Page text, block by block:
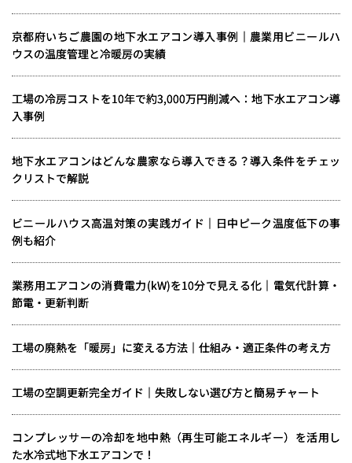
京都府いちご農園の地下水エアコン導入事例｜農業用ビニールハ
ウスの温度管理と冷暖房の実績
工場の冷房コストを10年で約3,000万円削減へ：地下水エアコン導
入事例
地下水エアコンはどんな農家なら導入できる？導入条件をチェッ
クリストで解説
ビニールハウス高温対策の実践ガイド｜日中ピーク温度低下の事
例も紹介
業務用エアコンの消費電力(kW)を10分で見える化｜電気代計算・
節電・更新判断
工場の廃熱を「暖房」に変える方法｜仕組み・適正条件の考え方
工場の空調更新完全ガイド｜失敗しない選び方と簡易チャート
コンプレッサーの冷却を地中熱（再生可能エネルギー）を活用し
た水冷式地下水エアコンで！